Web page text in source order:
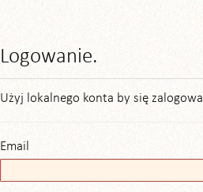
Logowanie.
Użyj lokalnego konta by się
Email